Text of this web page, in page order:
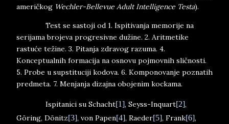
američkog Wechler-Bellevue Adult Intelligence Testa).
Test se sastoji od 1. Ispitivanja memorije na
serijama brojeva progresivne dužine. 2. Aritmetike
rastuće težine. 3. Pitanja zdravog razuma. 4.
Konceptualnih formacija na osnovu pojmovnih sličnosti.
5. Probe u supstituciji kodova. 6. Komponovanje poznatih
predmeta. 7. Menjanja dizajna obojenim kockama.
Ispitanici su Schacht[1], Seyss-Inquart[2],
Göring, Dönitz[3], von Papen[4], Raeder[5], Frank[6],